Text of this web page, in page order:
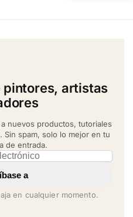
pintores, artistas
nuevos productos, tutoriales
Sin spam, solo lo mejor en tu
de entrada.
a
en cualquier momento.